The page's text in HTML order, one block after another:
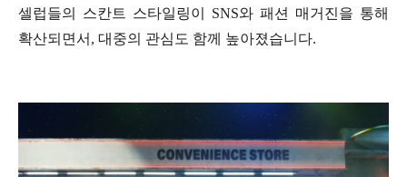
셀럽들의 스칸트 스타일링이 SNS와 패션 매거진을 통해
확산되면서, 대중의 관심도 함께 높아졌습니다.